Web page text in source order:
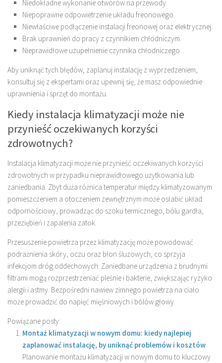
Niedokładne wykonanie otworów na przewody.
Niepoprawne odpowietrzenie układu freonowego.
Niewłaściwe podłączenie instalacji freonowej oraz elektrycznej.
Brak uprawnień do pracy z czynnikiem chłodniczym.
Nieprawidłowe uzupełnienie czynnika chłodniczego.
Aby uniknąć tych błędów, zaplanuj instalację z wyprzedzeniem,
konsultuj się z ekspertami oraz upewnij się, że masz odpowiednie
uprawnienia i sprzęt do montażu.
Kiedy instalacja klimatyzacji może nie
przynieść oczekiwanych korzyści
zdrowotnych?
Instalacja klimatyzacji może nie przynieść oczekiwanych korzyści
zdrowotnych w przypadku nieprawidłowego użytkowania lub
zaniedbania. Zbyt duża różnica temperatur między klimatyzowanym
pomieszczeniem a otoczeniem zewnętrznym może osłabić układ
odpornościowy, prowadząc do szoku termicznego, bólu gardła,
przeziębień i zapalenia zatok.
Przesuszenie powietrza przez klimatyzację może powodować
podrażnienia skóry, oczu oraz błon śluzowych, co sprzyja
infekcjom dróg oddechowych. Zaniedbane urządzenia z brudnymi
filtrami mogą rozprzestrzeniać pleśnie i bakterie, zwiększając ryzyko
alergii i astmy. Bezpośredni nawiew zimnego powietrza na ciało
może prowadzić do napięć mięśniowych i bólów głowy.
Powiązane posty:
Montaż klimatyzacji w nowym domu: kiedy najlepiej
zaplanować instalację, by uniknąć problemów i kosztów
Planowanie montażu klimatyzacji w nowym domu to kluczowy